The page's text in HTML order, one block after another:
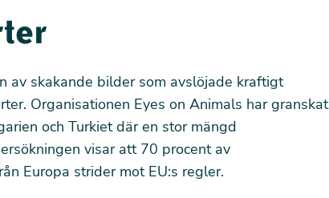
av skakande bilder som avslöjade kraftigt
Organisationen Eyes on Animals har granskat
och Turkiet där en stor mängd
visar att 70 procent av
Europa strider mot EU:s regler.